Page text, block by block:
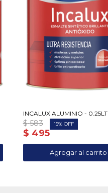
INCALUX ALUMINIO - 0.25LT
$ 495
$ 583 15